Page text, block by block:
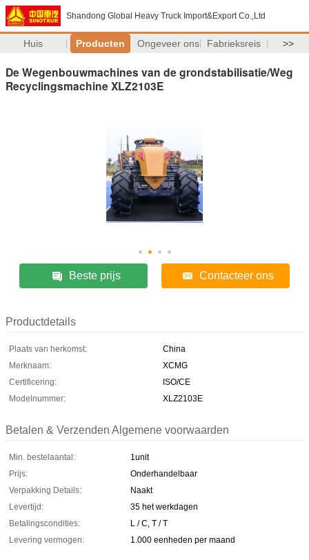
Shandong Global Heavy Truck Import&Export Co.,Ltd
Huis Producten Ongeveer ons Fabrieksreis >>
De Wegenbouwmachines van de grondstabilisatie/Weg
Recyclingsmachine XLZ2103E
Beste prijs Contacteer ons
Productdetails
Plaats van herkomst:
China
Merknaam:
XCMG
Certificering:
ISO/CE
Modelnummer:
XLZ2103E
Betalen & Verzenden Algemene voorwaarden
Min. bestelaantal:
1unit
Prijs:
Onderhandelbaar
Verpakking Details:
Naakt
Levertijd:
35 het werkdagen
Betalingscondities:
L / C, T / T
Levering vermogen:
1.000 eenheden per maand